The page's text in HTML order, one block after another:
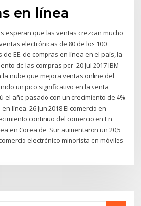
en línea
esperan que las ventas crezcan mucho
electrónicas de 80 de los 100
EE. de compras en línea en el país, la
de las compras por 20 Jul 2017 IBM
nube que mejora ventas online del
un pico significativo en la venta
el año pasado con un crecimiento de 4%
línea. 26 Jun 2018 El comercio en
continuo del comercio en En
en Corea del Sur aumentaron un 20,5
electrónico minorista en móviles